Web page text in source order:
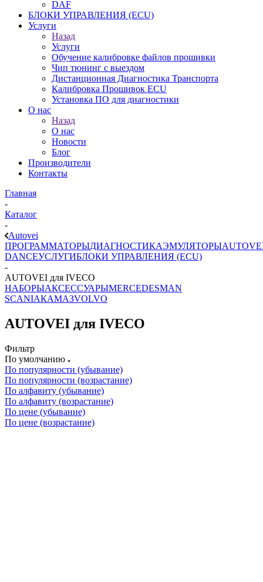
DAF
БЛОКИ УПРАВЛЕНИЯ (ECU)
Услуги
Назад
Услуги
Обучение калибровке файлов прошивки
Чип тюнинг с выездом
Дистанционная Диагностика Транспорта
Калибровка Прошивок ECU
Установка ПО для диагностики
О нас
Назад
О нас
Новости
Блог
Производители
Контакты
Главная
-
Каталог
-
Autovei
ПРОГРАММАТОРЫДИАГНОСТИКАЭМУЛЯТОРЫ
DANCEУСЛУГИБЛОКИ УПРАВЛЕНИЯ (ECU)
-
AUTOVEI для IVECO
НАБОРЫАКСЕССУАРЫMERCEDESMAN
SCANIAКАМАЗVOLVO
AUTOVEI для IVECO
Фильтр
По умолчанию
По популярности (убывание)
По популярности (возрастание)
По алфавиту (убывание)
По алфавиту (возрастание)
По цене (убывание)
По цене (возрастание)